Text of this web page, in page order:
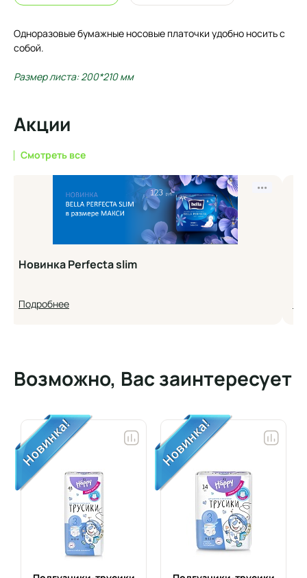
Одноразовые бумажные носовые платочки удобно носить с
собой.
Размер листа: 200*210 мм
Акции
Смотреть все
•••
Новинка Perfecta slim
Подробнее
Возможно, Вас заинтересует